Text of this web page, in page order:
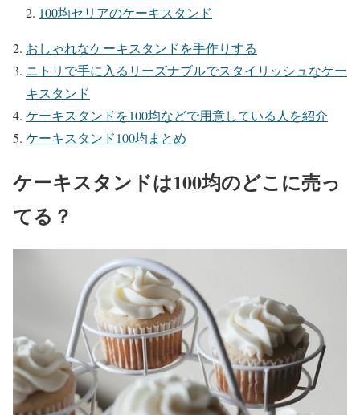
100均セリアのケーキスタンド
おしゃれなケーキスタンドを手作りする
ニトリで手に入るリーズナブルでスタイリッシュなケー
キスタンド
ケーキスタンドを100均などで用意している人を紹介
ケーキスタンド100均まとめ
ケーキスタンドは100均のどこに売っ
てる？